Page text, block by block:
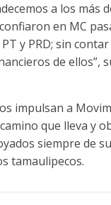
a los más
en MC
PT y PRD; sin
de ellos”,
impulsan a
que lleva y
siempre de
tamaulipecos.